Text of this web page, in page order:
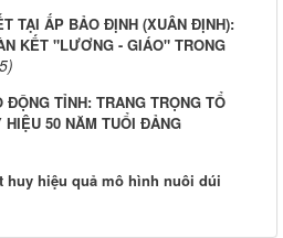
TẠI ẤP BẢO ĐỊNH (XUÂN ĐỊNH):
KẾT "LƯƠNG - GIÁO" TRONG
TỈNH: TRANG TRỌNG TỔ
50 NĂM TUỔI ĐẢNG
huy hiệu quả mô hình nuôi dúi